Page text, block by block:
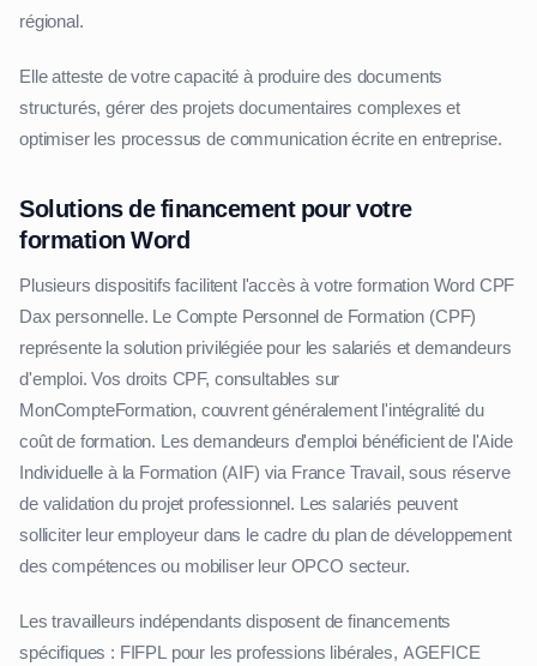
régional.
Elle atteste de votre capacité à produire des documents
structurés, gérer des projets documentaires complexes et
optimiser les processus de communication écrite en entreprise.
Solutions de financement pour votre
formation Word
Plusieurs dispositifs facilitent l'accès à votre formation Word CPF
Dax personnelle. Le Compte Personnel de Formation (CPF)
représente la solution privilégiée pour les salariés et demandeurs
d'emploi. Vos droits CPF, consultables sur
MonCompteFormation, couvrent généralement l'intégralité du
coût de formation. Les demandeurs d'emploi bénéficient de l'Aide
Individuelle à la Formation (AIF) via France Travail, sous réserve
de validation du projet professionnel. Les salariés peuvent
solliciter leur employeur dans le cadre du plan de développement
des compétences ou mobiliser leur OPCO secteur.
Les travailleurs indépendants disposent de financements
spécifiques : FIFPL pour les professions libérales, AGEFICE